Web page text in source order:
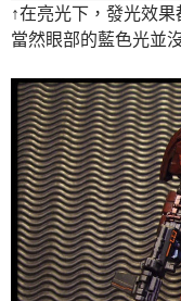
↑在亮光下，發光效果
當然眼部的藍色光並